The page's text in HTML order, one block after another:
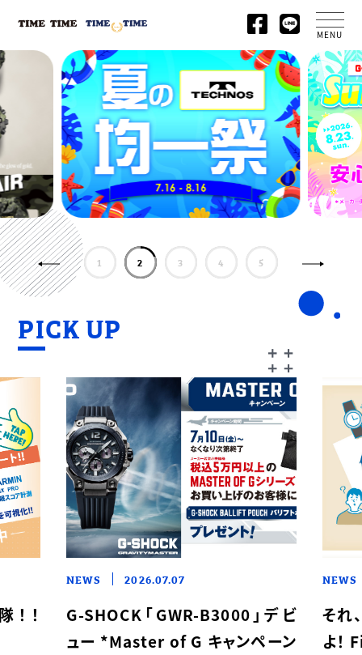
MENU
1 2 3 4 5
PICK UP
！
NEWS 2026.07.07
G-SHOCK「GWR-B3000」デビ
ュー *Master of G キャンペーン
NEWS
それ
よ！